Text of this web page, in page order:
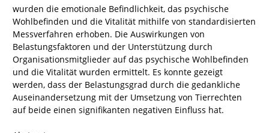
wurden die emotionale Befindlichkeit, das psychische
Wohlbefinden und die Vitalität mithilfe von standardisierten
Messverfahren erhoben. Die Auswirkungen von
Belastungsfaktoren und der Unterstützung durch
Organisationsmitglieder auf das psychische Wohlbefinden
und die Vitalität wurden ermittelt. Es konnte gezeigt
werden, dass der Belastungsgrad durch die gedankliche
Auseinandersetzung mit der Umsetzung von Tierrechten
auf beide einen signifikanten negativen Einfluss hat.